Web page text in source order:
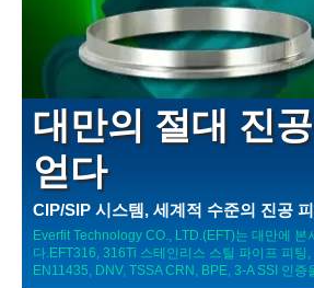
대만의 절대 진
얻다
CIP/SIP 시스템, 세계적 수준의 진공
Everfit Technology CO., LTD.(EFT)는 대만에
다.EFT316, 316Ti 스테인리스 스틸 파이프 피
EN11435, DNV, TSSA CRN, BPE, 3-A SSI 인증